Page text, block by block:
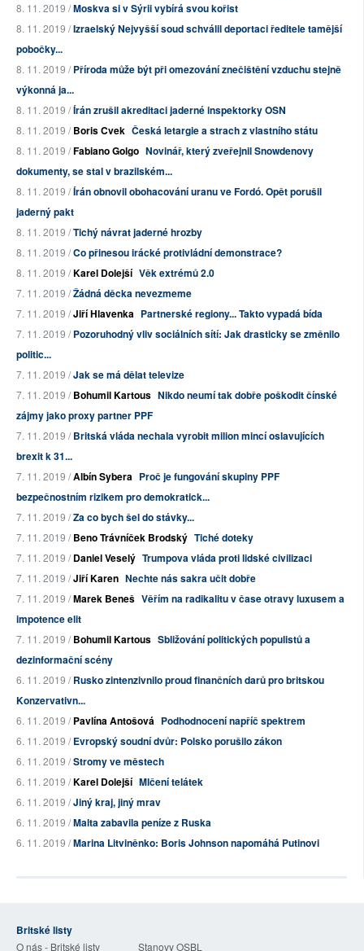
8. 11. 2019 /Moskva si v Sýrii vybírá svou kořist
8. 11. 2019 /Izraelský Nejvyšší soud schválil deportaci ředitele tamější
pobočky...
8. 11. 2019 /Příroda může být při omezování znečištění vzduchu stejně
výkonná ja...
8. 11. 2019 /Írán zrušil akreditaci jaderné inspektorky OSN
8. 11. 2019 /Boris Cvek Česká letargie a strach z vlastního státu
8. 11. 2019 /Fabiano Golgo Novinář, který zveřejnil Snowdenovy
dokumenty, se stal v brazilském...
8. 11. 2019 /Írán obnovil obohacování uranu ve Fordó. Opět porušil
jaderný pakt
8. 11. 2019 /Tichý návrat jaderné hrozby
8. 11. 2019 /Co přinesou irácké protivládní demonstrace?
8. 11. 2019 /Karel Dolejší Věk extrémů 2.0
7. 11. 2019 /Žádná děcka nevezmeme
7. 11. 2019 /Jiří Hlavenka Partnerské regiony... Takto vypadá bída
7. 11. 2019 /Pozoruhodný vliv sociálních sítí: Jak drasticky se změnilo
politic...
7. 11. 2019 /Jak se má dělat televize
7. 11. 2019 /Bohumil Kartous Nikdo neumí tak dobře poškodit čínské
zájmy jako proxy partner PPF
7. 11. 2019 /Britská vláda nechala vyrobit milion mincí oslavujících
brexit k 31...
7. 11. 2019 /Albín Sybera Proč je fungování skupiny PPF
bezpečnostním rizikem pro demokratick...
7. 11. 2019 /Za co bych šel do stávky...
7. 11. 2019 /Beno Trávníček Brodský Tiché doteky
7. 11. 2019 /Daniel Veselý Trumpova vláda proti lidské civilizaci
7. 11. 2019 /Jiří Karen Nechte nás sakra učit dobře
7. 11. 2019 /Marek Beneš Věřím na radikalitu v čase otravy luxusem a
impotence elit
7. 11. 2019 /Bohumil Kartous Sbližování politických populistů a
dezinformační scény
6. 11. 2019 /Rusko zintenzivnilo proud finančních darů pro britskou
Konzervativn...
6. 11. 2019 /Pavlína Antošová Podhodnocení napříč spektrem
6. 11. 2019 /Evropský soudní dvůr: Polsko porušilo zákon
6. 11. 2019 /Stromy ve městech
6. 11. 2019 /Karel Dolejší Mlčení telátek
6. 11. 2019 /Jiný kraj, jiný mrav
6. 11. 2019 /Malta zabavila peníze z Ruska
6. 11. 2019 /Marina Litviněnko: Boris Johnson napomáhá Putinovi
Britské listy
O nás - Britské listy Stanovy OSBL